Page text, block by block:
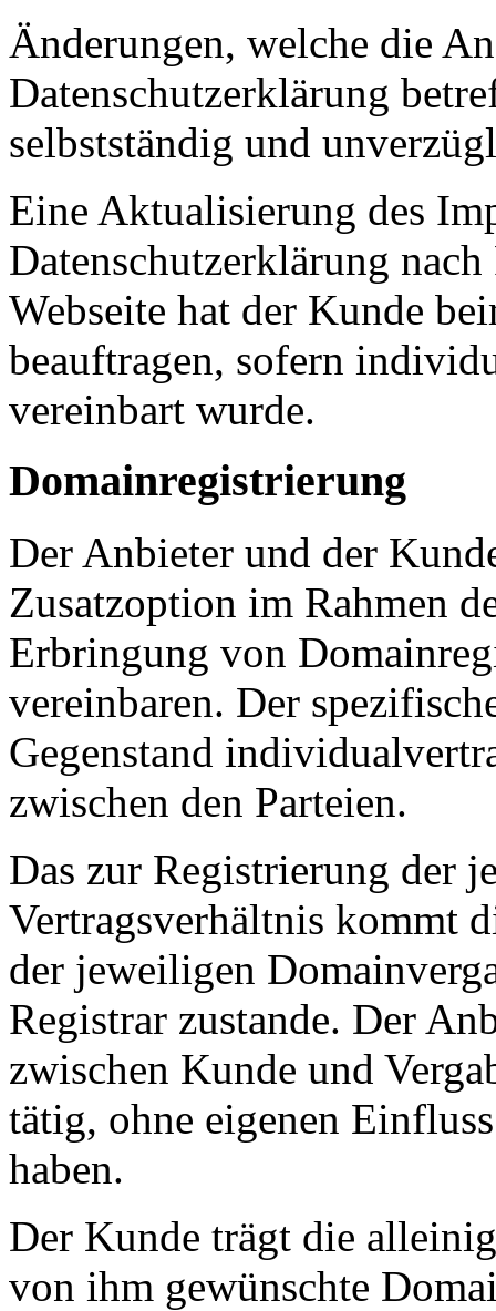
Änderungen, welche die
Datenschutzerklärung
selbstständig und
Eine Aktualisierung des
Datenschutzerklärung
Webseite hat der Kunde
beauftragen, sofern
vereinbart wurde.
Domainregistrierung
Der Anbieter und der
Zusatzoption im Rahmen
Erbringung von
vereinbaren. Der
Gegenstand
zwischen den Parteien.
Das zur Registrierung der
Vertragsverhältnis kommt
der jeweiligen
Registrar zustande. Der
zwischen Kunde und
tätig, ohne eigenen
haben.
Der Kunde trägt die
von ihm gewünschte